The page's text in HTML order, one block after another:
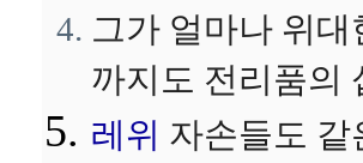
그가 얼마나 위
까지도 전리품의
레위 자손들도 같